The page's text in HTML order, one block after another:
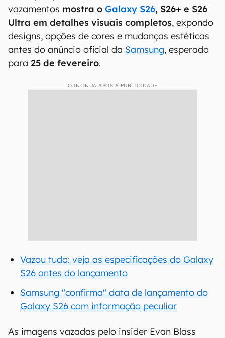
vazamentos mostra o Galaxy S26, S26+ e S26
Ultra em detalhes visuais completos, expondo
designs, opções de cores e mudanças estéticas
antes do anúncio oficial da Samsung, esperado
para 25 de fevereiro.
CONTINUA APÓS A PUBLICIDADE
Vazou tudo: veja as especificações do Galaxy
S26 antes do lançamento
Samsung "confirma" data de lançamento do
Galaxy S26 com informação peculiar
As imagens vazadas pelo insider Evan Blass